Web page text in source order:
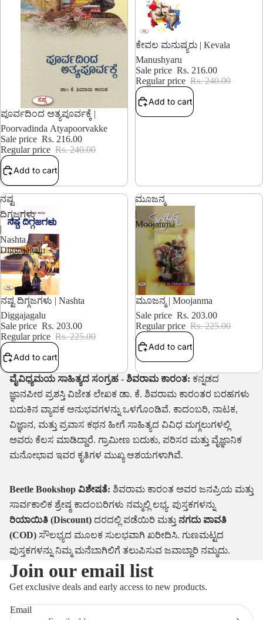
10% OFF
ಪೂರ್ವದಿಂದ ಅತ್ಯಪೂರ್ವಕ್ಕೆ |
Poorvadinda Atyapoorvakke
Sale price Rs. 216.00
Regular price Rs. 240.00
Add to cart
10% OFF
ಕೇವಲ ಮನುಷ್ಯರು | Kevala
Manushyaru
Sale price Rs. 216.00
Regular price Rs. 240.00
Add to cart
ನಷ್ಟ
ದಿಗ್ಗಜಗಳು
|
Nashta
Diggajagalu
9% OFF
ನಷ್ಟ ದಿಗ್ಗಜಗಳು | Nashta
Diggajagalu
Sale price Rs. 203.00
Regular price Rs. 225.00
Add to cart
ಮೂಜನ್ಮ
|
Moojanma
9% OFF
ಮೂಜನ್ಮ | Moojanma
Sale price Rs. 203.00
Regular price Rs. 225.00
Add to cart
ವೈವಿಧ್ಯಮಯ ಸಾಹಿತ್ಯದ ಸಂಗ್ರಹ - ಶಿವರಾಮ ಕಾರಂತ: ಕನ್ನಡದ
ಜ್ಞಾನಪೀಠ ಪ್ರಶಸ್ತಿ ವಿಜೇತ ಲೇಖಕ ಡಾ. ಕೆ. ಶಿವರಾಮ ಕಾರಂತರ ಬರಹಗಳು
ಬದುಕಿನ ವ್ಯಾಪಕ ಅನುಭವಗಳನ್ನು ಒಳಗೊಂಡಿವೆ. ಕಾದಂಬರಿ, ನಾಟಕ,
ವಿಜ್ಞಾನ, ಮತ್ತು ಪ್ರವಾಸ ಕಥನ ಹೀಗೆ ಸಾಹಿತ್ಯದ ವಿವಿಧ ಮಗ್ಗಲುಗಳಲ್ಲಿ
ಅವರು ಕೆಲಸ ಮಾಡಿದ್ದಾರೆ. ಗ್ರಾಮೀಣ ಬದುಕು, ಪರಿಸರ ಮತ್ತು ವೈಜ್ಞಾನಿಕ
ಮನೋಭಾವ ಇವರ ಕೃತಿಗಳ ಮುಖ್ಯ ಆಶಯಗಳಾಗಿವೆ.
Beetle Bookshop ವಿಶೇಷತೆ: ಶಿವರಾಮ ಕಾರಂತ ಅವರ ಜನಪ್ರಿಯ ಮತ್ತು
ಸಾರ್ವಕಾಲಿಕ ಶ್ರೇಷ್ಠ ಕಾದಂಬರಿಗಳು ನಮ್ಮಲ್ಲಿ ಲಭ್ಯ. ಪುಸ್ತಕಗಳನ್ನು
ರಿಯಾಯಿತಿ (Discount) ದರದಲ್ಲಿ ಪಡೆಯಿರಿ ಮತ್ತು ನಗದು ಪಾವತಿ
(COD) ಸೌಲಭ್ಯದ ಮೂಲಕ ಸುಲಭವಾಗಿ ಖರೀದಿಸಿ. ಗುಣಮಟ್ಟದ
ಪುಸ್ತಕಗಳನ್ನು ನಿಮ್ಮ ಮನೆಬಾಗಿಲಿಗೆ ತಲುಪಿಸುವ ಜವಾಬ್ದಾರಿ ನಮ್ಮದು.
Join our email list
Get exclusive deals and early access to new products.
Email